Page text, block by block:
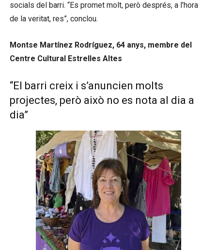
socials del barri. “Es promet molt, però després, a l’hora
de la veritat, res”, conclou.
Montse Martínez Rodríguez, 64 anys, membre del
Centre Cultural Estrelles Altes
“El barri creix i s’anuncien molts
projectes, però això no es nota al dia a
dia”